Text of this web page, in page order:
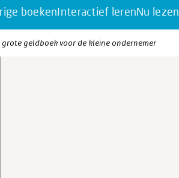
boekenInteractief lerenNu lezen
grote geldboek voor de kleine ondernemer